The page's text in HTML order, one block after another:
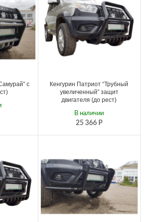
с
Кенгурин Патриот “Трубный
увеличенный” защит
двигателя (до рест)
25 366 Р
В наличии